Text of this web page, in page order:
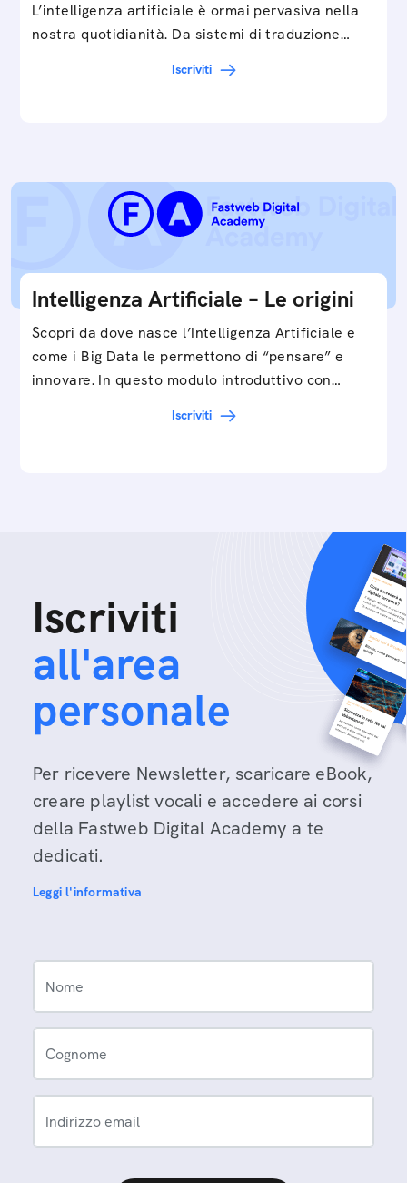
L’intelligenza artificiale è ormai pervasiva nella
nostra quotidianità. Da sistemi di traduzione
Iscriviti
Intelligenza Artificiale – Le origini
Scopri da dove nasce l’Intelligenza Artificiale e
come i Big Data le permettono di “pensare” e
innovare. In questo modulo introduttivo con
Iscriviti
Iscriviti
all'area
personale
Per ricevere Newsletter, scaricare eBook,
creare playlist vocali e accedere ai corsi
della Fastweb Digital Academy a te
dedicati.
Leggi l'informativa
Nome
Cognome
Indirizzo email